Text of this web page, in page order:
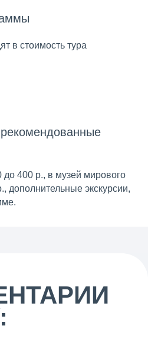
в стоимость тура
400 р., в музей мирового
дополнительные экскурсии,